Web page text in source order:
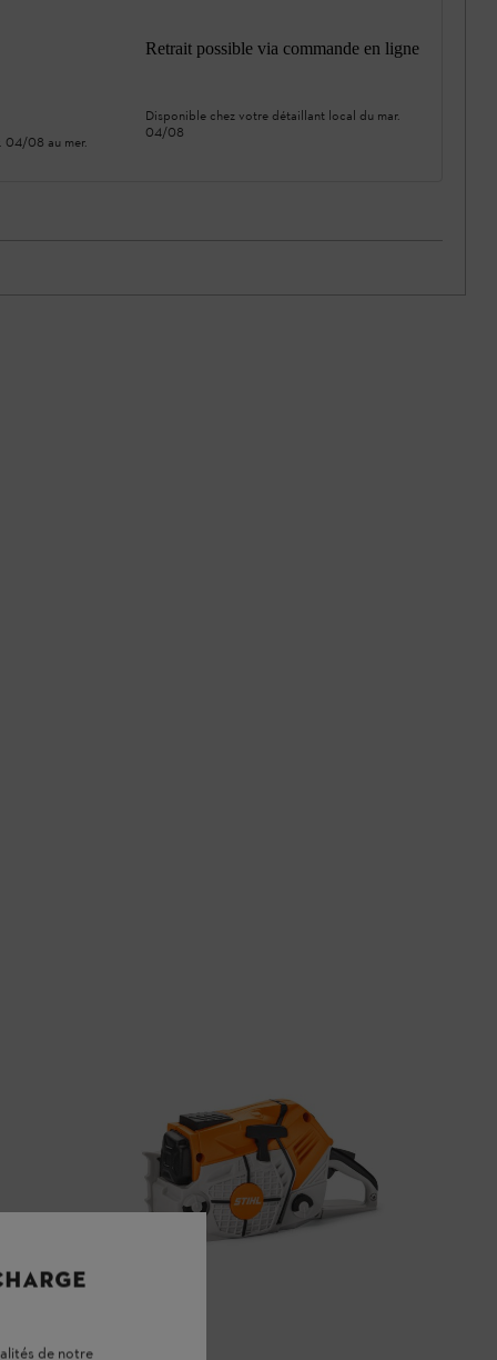
04/08 au mer.
Retrait possible via commande en ligne
Disponible chez votre détaillant local du mar.
04/08
de notre